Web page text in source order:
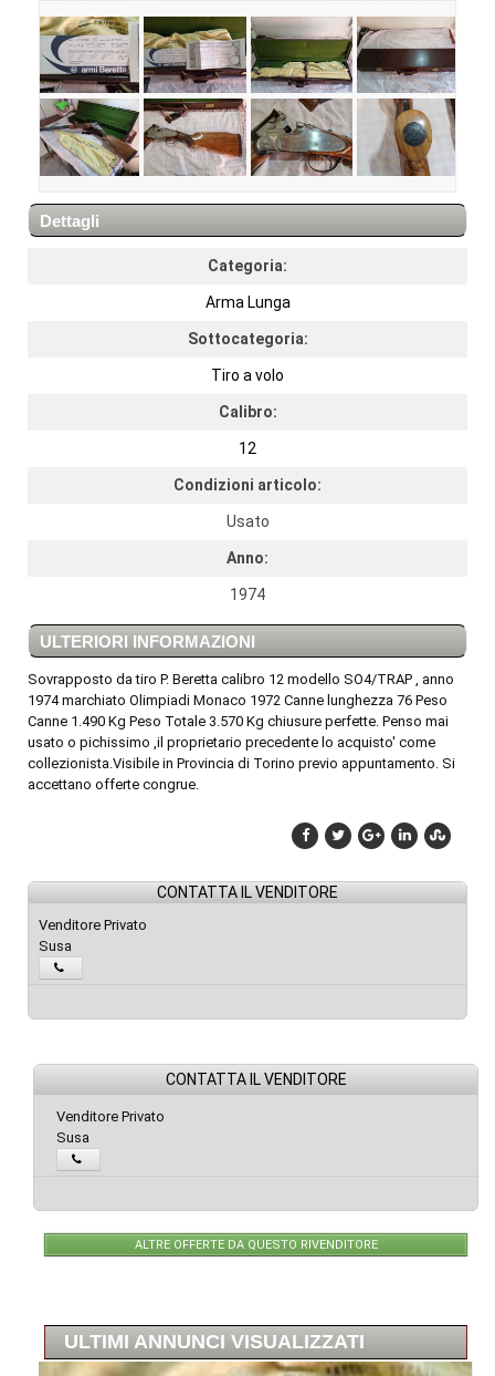
Dettagli
Categoria:
Arma Lunga
Sottocategoria:
Tiro a volo
Calibro:
12
Condizioni articolo:
Usato
Anno:
1974
ULTERIORI INFORMAZIONI
Sovrapposto da tiro P. Beretta calibro 12 modello SO4/TRAP , anno
1974 marchiato Olimpiadi Monaco 1972 Canne lunghezza 76 Peso
Canne 1.490 Kg Peso Totale 3.570 Kg chiusure perfette. Penso mai
usato o pichissimo ,il proprietario precedente lo acquisto' come
collezionista.Visibile in Provincia di Torino previo appuntamento. Si
accettano offerte congrue.
CONTATTA IL VENDITORE
Venditore Privato
Susa
CONTATTA IL VENDITORE
Venditore Privato
Susa
ALTRE OFFERTE DA QUESTO RIVENDITORE
ULTIMI ANNUNCI VISUALIZZATI